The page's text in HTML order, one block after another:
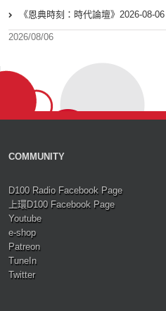
《恩典時刻：時代論壇》2026-08-
2026/08/06
COMMUNITY
D100 Radio Facebook Page
上環D100 Facebook Page
Youtube
e-shop
Patreon
TuneIn
Twitter